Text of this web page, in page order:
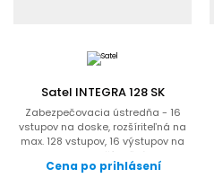
Satel INTEGRA 128 SK
Zabezpečovacia ústredňa - 16
vstupov na doske, rozšíriteľná na
max. 128 vstupov, 16 výstupov na
doske, rozšíriteľná...
Cena po prihlásení